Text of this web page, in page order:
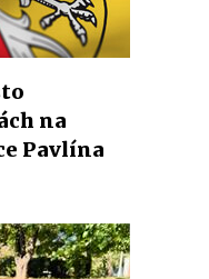
na
Pavlína